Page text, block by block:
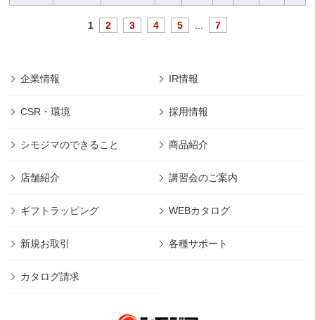
1 2 3 4 5 7
企業情報 IR情報
CSR・環境 採用情報
シモジマのできること 商品紹介
店舗紹介 講習会のご案内
ギフトラッピング WEBカタログ
新規お取引 各種サポート
カタログ請求